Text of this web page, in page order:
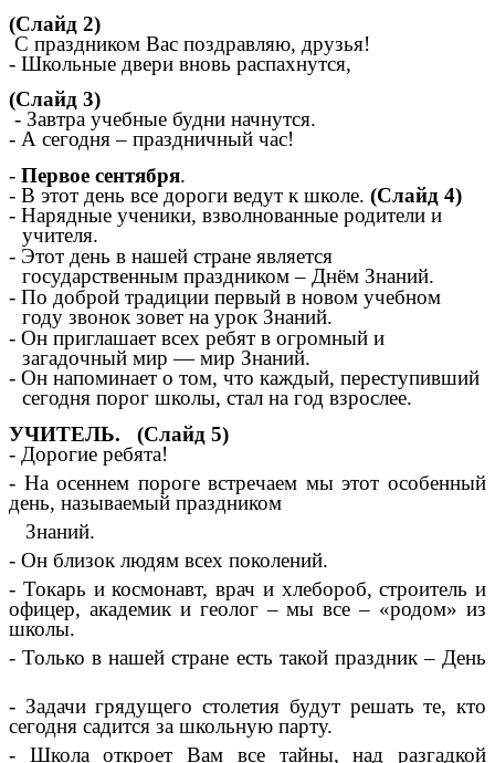
(Слайд 2)
С праздником Вас поздравляю, друзья!
- Школьные двери вновь распахнутся,
(Слайд 3)
- Завтра учебные будни начнутся.
- А сегодня – праздничный час!
- Первое сентября.
- В этот день все дороги ведут к школе. (Слайд 4)
- Нарядные ученики, взволнованные родители и
учителя.
- Этот день в нашей стране является
государственным праздником – Днём Знаний.
- По доброй традиции первый в новом учебном
году звонок зовет на урок Знаний.
- Он приглашает всех ребят в огромный и
загадочный мир — мир Знаний.
- Он напоминает о том, что каждый, переступивший
сегодня порог школы, стал на год взрослее.
УЧИТЕЛЬ. (Слайд 5)
- Дорогие ребята!
- На осеннем пороге встречаем мы этот особенный
день, называемый праздником
Знаний.
- Он близок людям всех поколений.
- Токарь и космонавт, врач и хлебороб, строитель и
офицер, академик и геолог – мы все – «родом» из
школы.
- Только в нашей стране есть такой праздник – День
- Задачи грядущего столетия будут решать те, кто
сегодня садится за школьную парту.
- Школа откроет Вам все тайны, над разгадкой